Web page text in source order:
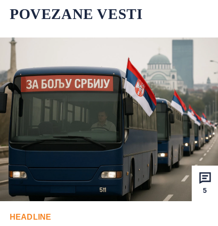
POVEZANE VESTI
5
HEADLINE